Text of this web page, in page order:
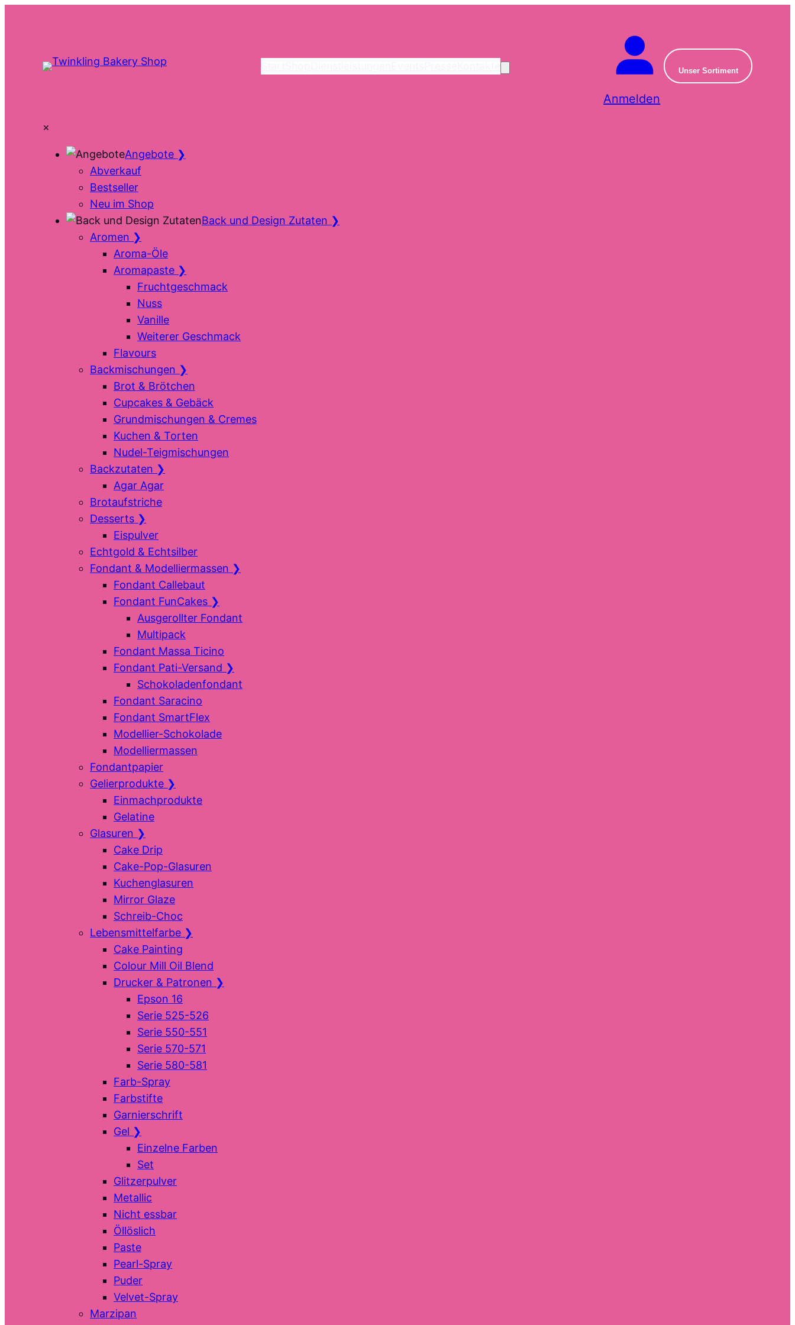
Anmelden
Unser Sortiment
×
Angebote ❯
Abverkauf
Bestseller
Neu im Shop
Back und Design Zutaten ❯
Aromen ❯
Aroma-Öle
Aromapaste ❯
Fruchtgeschmack
Nuss
Vanille
Weiterer Geschmack
Flavours
Backmischungen ❯
Brot & Brötchen
Cupcakes & Gebäck
Grundmischungen & Cremes
Kuchen & Torten
Nudel-Teigmischungen
Backzutaten ❯
Agar Agar
Brotaufstriche
Desserts ❯
Eispulver
Echtgold & Echtsilber
Fondant & Modelliermassen ❯
Fondant Callebaut
Fondant FunCakes ❯
Ausgerollter Fondant
Multipack
Fondant Massa Ticino
Fondant Pati-Versand ❯
Schokoladenfondant
Fondant Saracino
Fondant SmartFlex
Modellier-Schokolade
Modelliermassen
Fondantpapier
Gelierprodukte ❯
Einmachprodukte
Gelatine
Glasuren ❯
Cake Drip
Cake-Pop-Glasuren
Kuchenglasuren
Mirror Glaze
Schreib-Choc
Lebensmittelfarbe ❯
Cake Painting
Colour Mill Oil Blend
Drucker & Patronen ❯
Epson 16
Serie 525-526
Serie 550-551
Serie 570-571
Serie 580-581
Farb-Spray
Farbstifte
Garnierschrift
Gel ❯
Einzelne Farben
Set
Glitzerpulver
Metallic
Nicht essbar
Öllöslich
Paste
Pearl-Spray
Puder
Velvet-Spray
Marzipan